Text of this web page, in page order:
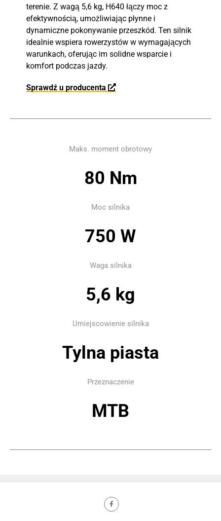
terenie. Z wagą 5,6 kg, H640 łączy moc z
efektywnością, umożliwiając płynne i
dynamiczne pokonywanie przeszkód. Ten silnik
idealnie wspiera rowerzystów w wymagających
warunkach, oferując im solidne wsparcie i
komfort podczas jazdy.
Sprawdź u producenta
Maks. moment obrotowy
80 Nm
Moc silnika
750 W
Waga silnika
5,6 kg
Umiejscowienie silnika
Tylna piasta
Przeznaczenie
MTB